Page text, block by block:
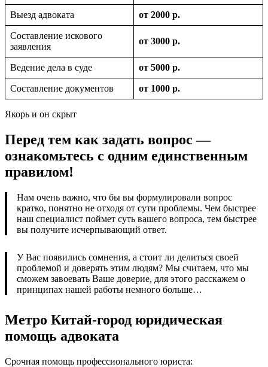
Выезд адвоката от 2000 р.
Составление искового
заявления
от 3000 р.
Ведение дела в суде от 5000 р.
Составление документов от 1000 р.
Якорь и он скрыт
Перед тем как задать вопрос —
ознакомьтесь с одним единственным
правилом!
Нам очень важно, что бы вы формулировали вопрос
кратко, понятно не отходя от сути проблемы. Чем быстрее
наш специалист поймет суть вашего вопроса, тем быстрее
вы получите исчерпывающий ответ.
У Вас появились сомнения, а стоит ли делиться своей
проблемой и доверять этим людям? Мы считаем, что мы
сможем завоевать Ваше доверие, для этого расскажем о
принципах нашей работы немного больше…
Метро Китай-город юридическая
помощь адвоката
Срочная помощь профессионального юриста: